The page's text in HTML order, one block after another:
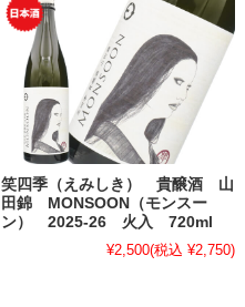
笑四季（えみしき） 貴醸酒 山
田錦 MONSOON（モンスー
ン） 2025-26 火入 720ml
¥2,500(税込 ¥2,750)